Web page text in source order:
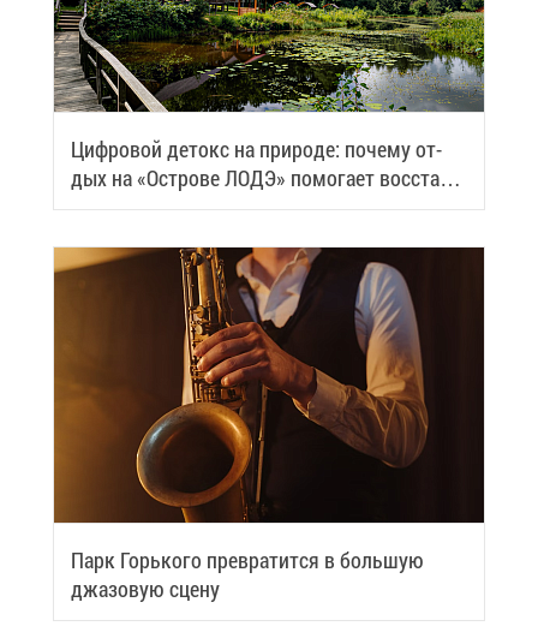
Циф­ро­вой де­токс на при­ро­де: по­че­му от­
дых на «Ост­ро­ве ЛОДЭ» по­мо­га­ет вос­ста­но­
вить си­лы
Парк Горь­ко­го пре­вра­тит­ся в боль­шую
джа­зо­вую сце­ну